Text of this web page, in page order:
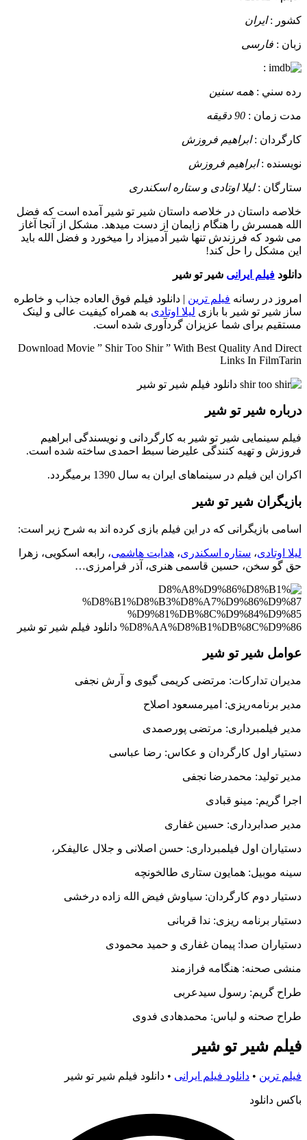
کشور :ایران
زبان : فارسی
:
رده سني : همه سنین
مدت زمان : 90 دقیقه
کارگردان :ابراهیم فروزش
نويسنده :ابراهیم فروزش
ستارگان :لیلا اوتادی و ستاره اسکندری
خلاصه داستان در خلاصه داستان شیر تو شیر آمده است که فضل
الله همسرش را هنگام زایمان از دست میدهد. مشکل از آنجا آغاز
می شود که فرزندش تنها شیر آدمیزاد را میخورد و فضل الله باید
این مشکل را حل کند!
دانلود فیلم ایرانی شیر تو شیر
امروز در رسانه فیلم ترین | دانلود فیلم فوق العاده جذاب و خاطره
ساز شیر تو شیر با بازی لیلا اوتادی به همراه کیفیت عالی و لینک
مستقیم برای شما عزیزان گردآوری شده است.
Download Movie ” Shir Too Shir ” With Best Quality And Direct
Links In FilmTarin
درباره شیر تو شیر
فیلم سینمایی شیر تو شیر به کارگردانی و نویسندگی ابراهیم
فروزش و تهیه کنندگی علیرضا سبط احمدی ساخته شده است.
اکران این فیلم در سینماهای ایران به سال 1390 برمیگردد.
بازیگران شیر تو شیر
اسامی بازیگرانی که در این فیلم بازی کرده اند به شرح زیر است:
لیلا اوتادی، ستاره اسکندری، هدایت هاشمی، رابعه اسکویی، زهرا
حق گو سخن، حسین قاسمی هنری، آذر فرامرزی…
عوامل شیر تو شیر
مدیران تدارکات: ‌مرتضی کریمی گیوی و آرش نجفی
مدیر برنامه‌ریزی: ‌امیرمسعود اصلاح
مدیر فیلمبرداری: ‌مرتضی پورصمدی
دستیار اول کارگردان و عکاس: رضا عباسی
مدیر تولید:‌ محمدرضا نجفی
اجرا گریم:‌ مینو قبادی
مدیر صدابرداری:‌ حسین غفاری
دستیاران اول فیلمبرداری:‌ حسن اصلانی و جلال عالی‏فکر،
سینه موبیل:‌‌ همایون ستاری طالخونچه
دستیار دوم کارگردان:‌ سیاوش فیض ‏الله‏ زاده ‏درخشی
دستیار برنامه ریزی:‌ ندا قربانی
دستیاران صدا:‌‌ پیمان غفاری و حمید محمودی
منشی صحنه: هنگامه فرازمند
طراح گریم:‌ رسول سیدعربی
طراح صحنه و لباس:‌‌ محمدهادی فدوی
فیلم شیر تو شیر
فیلم ترین • دانلود فیلم ایرانی • دانلود فیلم شیر تو شیر
باکس دانلود